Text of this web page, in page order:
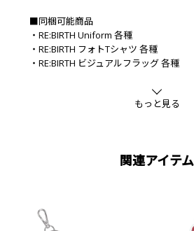
■同梱可能商品
・RE:BIRTH Uniform 各種
・RE:BIRTH フォトTシャツ 各種
・RE:BIRTH ビジュアルフラッグ 各種
もっと見る
関連アイテム